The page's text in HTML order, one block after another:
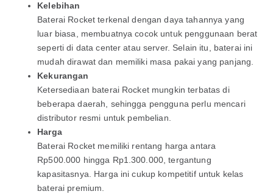
Kelebihan
Baterai Rocket terkenal dengan daya tahannya yang
luar biasa, membuatnya cocok untuk penggunaan berat
seperti di data center atau server. Selain itu, baterai ini
mudah dirawat dan memiliki masa pakai yang panjang.
Kekurangan
Ketersediaan baterai Rocket mungkin terbatas di
beberapa daerah, sehingga pengguna perlu mencari
distributor resmi untuk pembelian.
Harga
Baterai Rocket memiliki rentang harga antara
Rp500.000 hingga Rp1.300.000, tergantung
kapasitasnya. Harga ini cukup kompetitif untuk kelas
baterai premium.